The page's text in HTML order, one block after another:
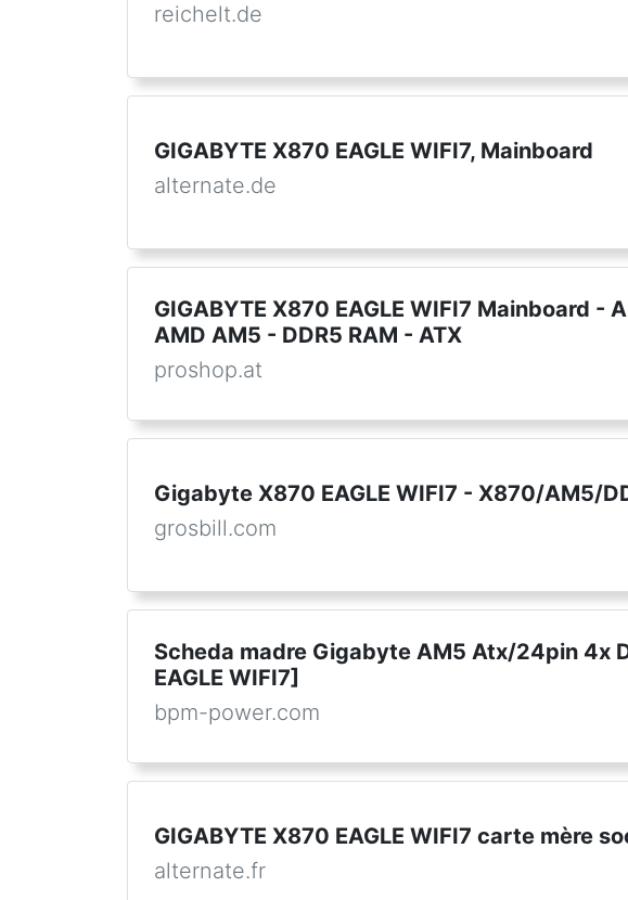
reichelt.de
GIGABYTE X870 EAGLE WIFI7, Mainboard
alternate.de
GIGABYTE X870 EAGLE WIFI7 Mainboard -
AMD AM5 - DDR5 RAM - ATX
proshop.at
Gigabyte X870 EAGLE WIFI7 - X870/AM5/
grosbill.com
Scheda madre Gigabyte AM5 Atx/24pin 4x
EAGLE WIFI7]
bpm-power.com
GIGABYTE X870 EAGLE WIFI7 carte mère
alternate.fr